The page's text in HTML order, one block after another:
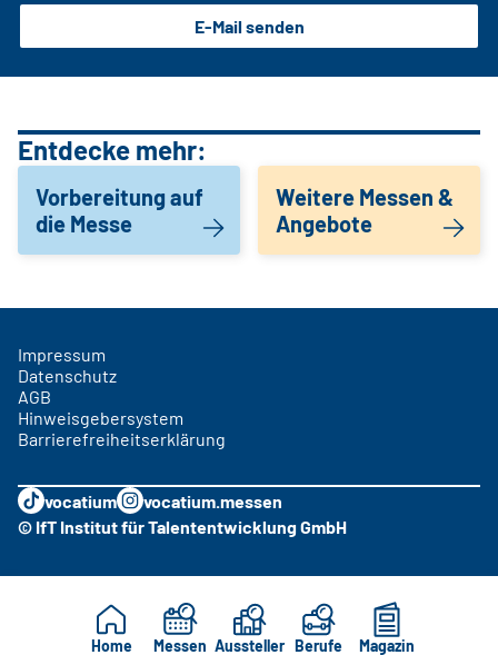
E-Mail senden
Entdecke mehr:
Vorbereitung auf
die Messe
Weitere Messen &
Angebote
Home Messen Aussteller Berufe Magazin
Impressum
Datenschutz
AGB
Hinweisgebersystem
Barrierefreiheitserklärung
vocatium
vocatium.messen
© IfT Institut für Talententwicklung GmbH